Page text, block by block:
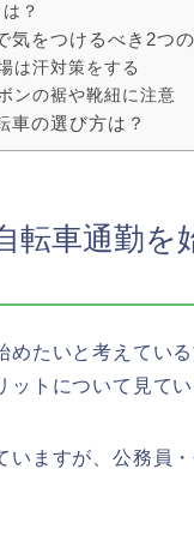
？
気をつけるべき2つ
は汗対策をする
ンの裾や靴紐に注意
車の選び方は？
転車通勤を
めたいと考えてい
トについて見てい
いますが、公務員